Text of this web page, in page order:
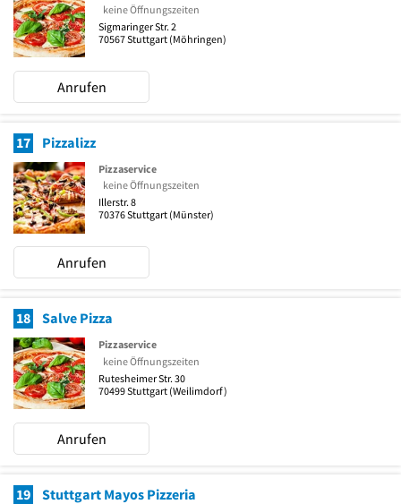
keine Öffnungszeiten
Sigmaringer Str. 2
70567Stuttgart (Möhringen)
Anrufen
17 Pizzalizz
Pizzaservice
keine Öffnungszeiten
Illerstr. 8
70376Stuttgart (Münster)
Anrufen
18 Salve Pizza
Pizzaservice
keine Öffnungszeiten
Rutesheimer Str. 30
70499Stuttgart (Weilimdorf)
Anrufen
19 Stuttgart Mayos Pizzeria